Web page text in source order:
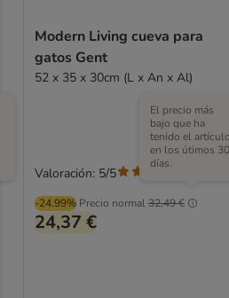
Modern Living cueva para
gatos Gent
52 x 35 x 30cm (L x An x Al)
-24.99% Precio normal32,49 €
El precio más
bajo que ha
tenido el
en los útimos 30
días.
24,37 €
Valoración: 5/5